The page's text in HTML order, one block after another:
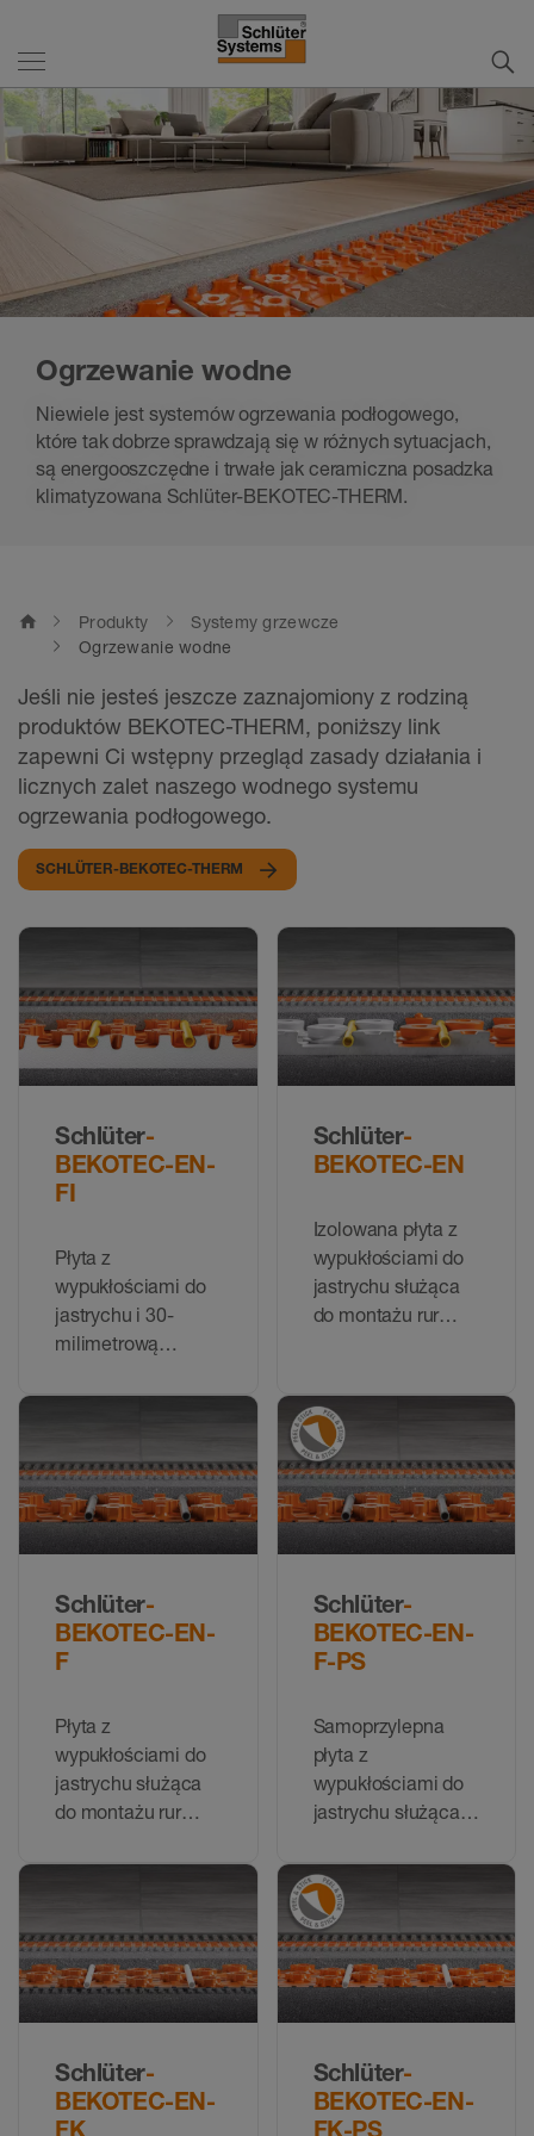
Ogrzewanie wodne
Niewiele jest systemów ogrzewania podłogowego,
które tak dobrze sprawdzają się w różnych sytuacjach,
są energooszczędne i trwałe jak ceramiczna posadzka
klimatyzowana Schlüter-BEKOTEC-THERM.
home Produkty
Systemy grzewcze
Ogrzewanie wodne
Jeśli nie jesteś jeszcze zaznajomiony z rodziną
produktów BEKOTEC-THERM, poniższy link
zapewni Ci wstępny przegląd zasady działania i
licznych zalet naszego wodnego systemu
ogrzewania podłogowego.
SCHLÜTER-BEKOTEC-THERM
Schlüter-
BEKOTEC-EN-
FI
Płyta z
wypukłościami do
jastrychu i 30-
milimetrową
akustyczną do
grzewczych firmy
Schlüter (o średnicy
14/16 mm)
Schlüter-
BEKOTEC-EN
Izolowana płyta z
wypukłościami do
jastrychu służąca
do montażu rur
Schlüter
Schlüter-
BEKOTEC-EN-
F
Płyta z
wypukłościami do
jastrychu służąca
do montażu rur
14 mm firmy
Schlüter-
BEKOTEC-EN-
F-PS
Samoprzylepna
płyta z
wypukłościami do
jastrychu służąca
grzewczych
Schlüter (o średnicy
14 mm lub, w
przypadku
określonych
podłoży o średnicy
Schlüter-
BEKOTEC-EN-
FK
Schlüter-
BEKOTEC-EN-
FK-PS